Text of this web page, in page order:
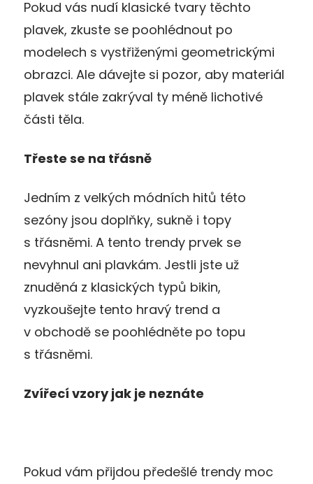
Pokud vás nudí klasické tvary těchto
plavek, zkuste se poohlédnout po
modelech s vystřiženými geometrickými
obrazci. Ale dávejte si pozor, aby materiál
plavek stále zakrýval ty méně lichotivé
části těla.
Třeste se na třásně
Jedním z velkých módních hitů této
sezóny jsou doplňky, sukně i topy
s třásněmi. A tento trendy prvek se
nevyhnul ani plavkám. Jestli jste už
znuděná z klasických typů bikin,
vyzkoušejte tento hravý trend a
v obchodě se poohlédněte po topu
s třásněmi.
Zvířecí vzory jak je neznáte
Pokud vám přijdou předešlé trendy moc